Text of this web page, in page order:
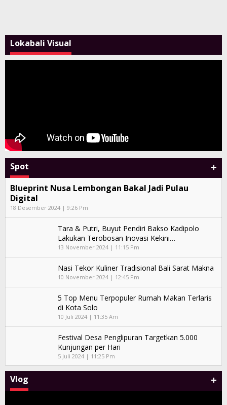
Lokabali Visual
Spot +
Blueprint Nusa Lembongan Bakal Jadi Pulau
Digital
18 Desember 2024 | 9:26 Pm
Tara & Putri, Buyut Pendiri Bakso Kadipolo
Lakukan Terobosan Inovasi Kekini…
13 November 2024 | 11:15 Pm
Nasi Tekor Kuliner Tradisional Bali Sarat Makna
10 November 2024 | 12:45 Pm
5 Top Menu Terpopuler Rumah Makan Terlaris
di Kota Solo
10 Juli 2024 | 11:35 Am
Festival Desa Penglipuran Targetkan 5.000
Kunjungan per Hari
5 Juli 2024 | 11:25 Pm
Vlog +